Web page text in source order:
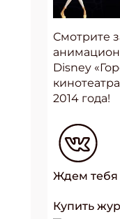
Смотрите
Disney
2014 года!
Ждем тебя
Купить